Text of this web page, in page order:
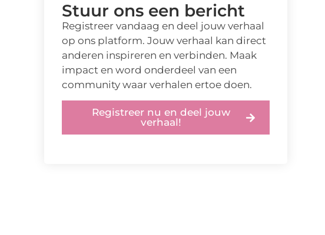
Stuur ons een bericht
Registreer vandaag en deel jouw verhaal
op ons platform. Jouw verhaal kan direct
anderen inspireren en verbinden. Maak
impact en word onderdeel van een
community waar verhalen ertoe doen.
Registreer nu en deel jouw
verhaal!